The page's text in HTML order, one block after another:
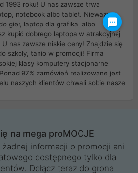
1993 roku! U nas zawsze trwa
notebook albo tablet. Nieważne
gier, laptop dla grafika, albo
kupić dobrego laptopa w atrakcyjnej
nas zawsze niskie ceny! Znajdzie się
szkoły, tanio w promocji! Firma
klasy komputery stacjonarne
97% zamówień realizowane jest
naszych klientów chwali sobie nasze
Katowice, Gliwice, Kalisz, Bytom,
i profesjonalna obsługa!
100% polskim kapitałem. Działamy
w naszym kraju! Posiadamy siedzibę
na mega proMOCJE
żadnej informacji o promocji ani
dostępnego tylko dla
Dołącz teraz do grona